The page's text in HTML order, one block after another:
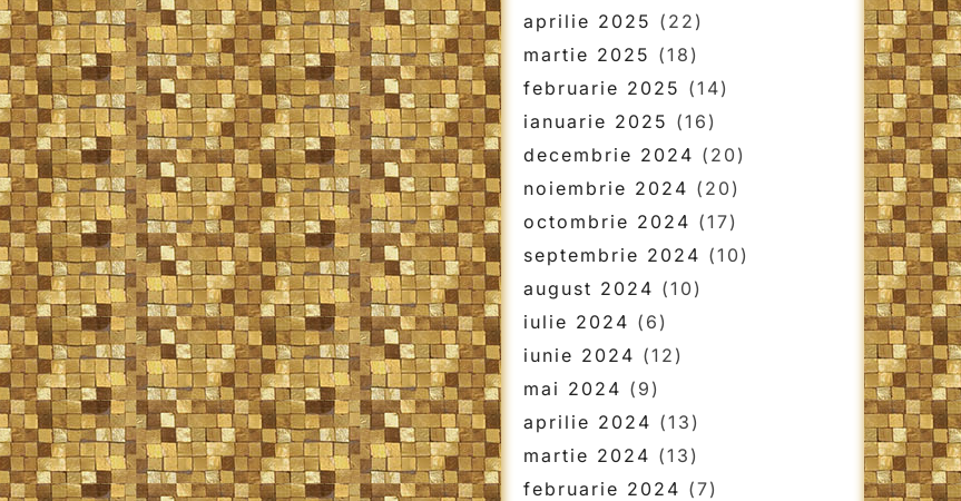
aprilie 2025 (22)
martie 2025 (18)
februarie 2025 (14)
ianuarie 2025 (16)
decembrie 2024 (20)
noiembrie 2024 (20)
octombrie 2024 (17)
septembrie 2024 (10)
august 2024 (10)
iulie 2024 (6)
iunie 2024 (12)
mai 2024 (9)
aprilie 2024 (13)
martie 2024 (13)
februarie 2024 (7)